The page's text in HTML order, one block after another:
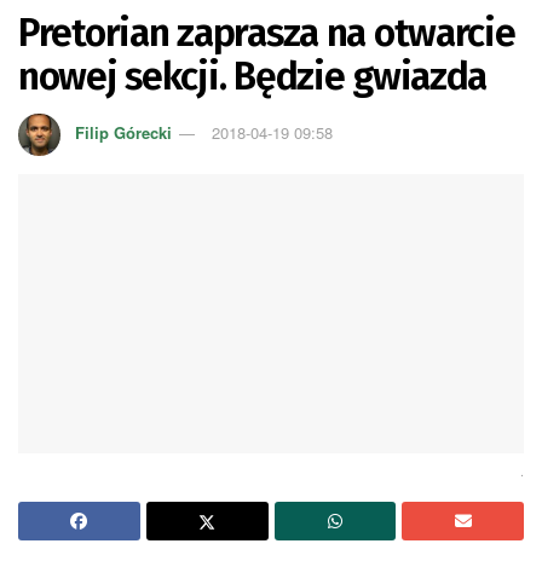
Pretorian zaprasza na otwarcie
nowej sekcji. Będzie gwiazda
Filip Górecki 2018-04-19 09:58